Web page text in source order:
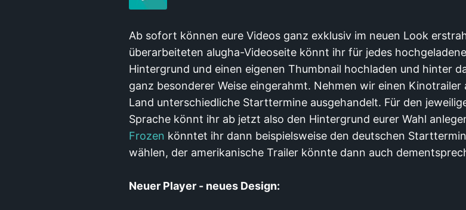
Ab sofort können eure Videos ganz exklusiv im neuen Look
überarbeiteten alugha-Videoseite könnt ihr für jedes
Hintergrund und einen eigenen Thumbnail hochladen und hinter
ganz besonderer Weise eingerahmt. Nehmen wir einen
Land unterschiedliche Starttermine ausgehandelt. Für den
Sprache könnt ihr ab jetzt also den Hintergrund eurer Wahl
Frozen könntet ihr dann beispielsweise den deutschen
wählen, der amerikanische Trailer könnte dann auch
Neuer Player - neues Design: